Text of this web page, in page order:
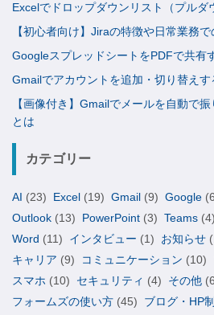
Excelでドロップダウンリスト（プルダ
【初心者向け】Jiraの特徴や日常業務
GoogleスプレッドシートをPDFで共有
Gmailでアカウントを追加・切り替えす
【画像付き】Gmailでメールを自動で
とは
カテゴリー
AI (23) Excel (19) Gmail (9) Google
Outlook (13) PowerPoint (3) Teams (4)
Word (11) インタビュー (1) お知らせ
キャリア (9) コミュニケーション (10)
スマホ (10) セキュリティ (4) その他
フォームズの使い方 (45) ブログ・HP